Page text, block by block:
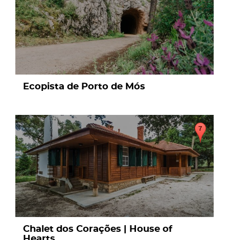
Ecopista de Porto de Mós
page
Chalet dos Corações | House of